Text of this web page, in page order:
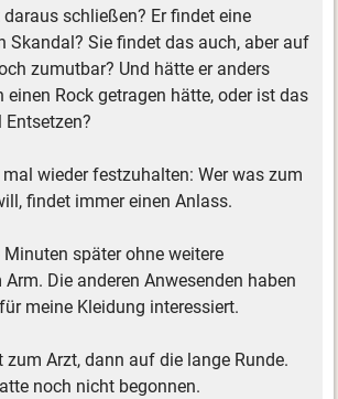
schließen? Er findet eine
Skandal? Sie findet das auch, aber auf
zumutbar? Und hätte er anders
einen Rock getragen hätte, oder ist das
Entsetzen?
wieder festzuhalten: Wer was zum
findet immer einen Anlass.
später ohne weitere
Die anderen Anwesenden haben
meine Kleidung interessiert.
zum Arzt, dann auf die lange Runde.
noch nicht begonnen.